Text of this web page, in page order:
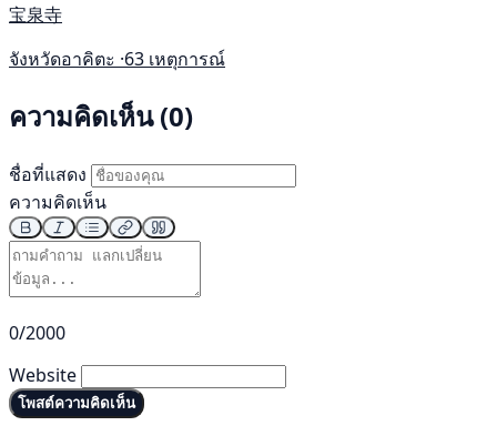
宝泉寺
จังหวัดอาคิตะ ·63 เหตุการณ์
ความคิดเห็น (0)
ชื่อที่แสดง
ความคิดเห็น
0/2000
Website
โพสต์ความคิดเห็น